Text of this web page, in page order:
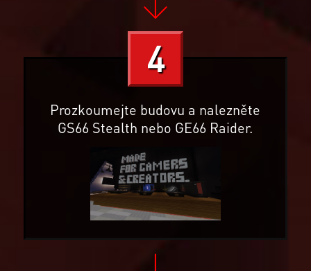
4
Prozkoumejte budovu a nalezněte
GS66 Stealth nebo GE66 Raider.